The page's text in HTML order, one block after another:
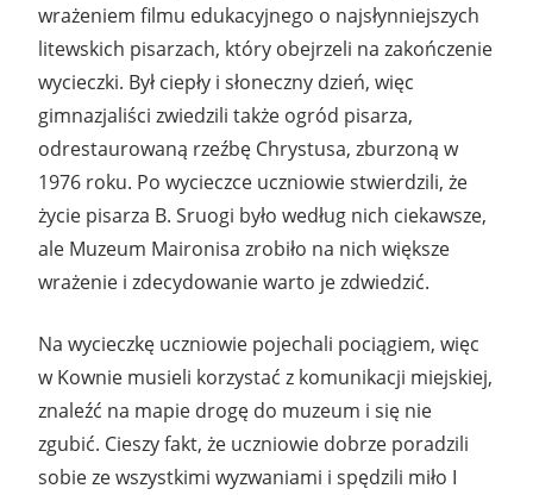
wrażeniem filmu edukacyjnego o najsłynniejszych
litewskich pisarzach, który obejrzeli na zakończenie
wycieczki. Był ciepły i słoneczny dzień, więc
gimnazjaliści zwiedzili także ogród pisarza,
odrestaurowaną rzeźbę Chrystusa, zburzoną w
1976 roku. Po wycieczce uczniowie stwierdzili, że
życie pisarza B. Sruogi było według nich ciekawsze,
ale Muzeum Maironisa zrobiło na nich większe
wrażenie i zdecydowanie warto je zdwiedzić.
Na wycieczkę uczniowie pojechali pociągiem, więc
w Kownie musieli korzystać z komunikacji miejskiej,
znaleźć na mapie drogę do muzeum i się nie
zgubić. Cieszy fakt, że uczniowie dobrze poradzili
sobie ze wszystkimi wyzwaniami i spędzili miło I